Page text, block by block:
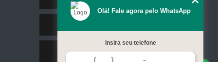
Contato
Olá! Fale agora pelo WhatsApp
Insira seu telefone